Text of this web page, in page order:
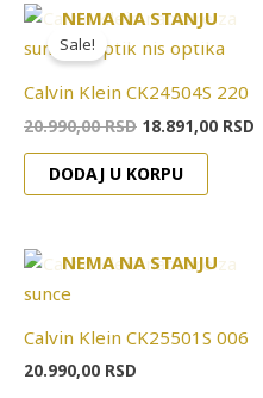
NEMA NA STANJU
Sale!
Calvin Klein CK24504S 220
20.990,00RSD
Originalna
cena
je
20.990,00 RSD.
18.891,00 RSD
DODAJ U KORPU
NEMA NA STANJU
Calvin Klein CK25501S 006
20.990,00 RSD